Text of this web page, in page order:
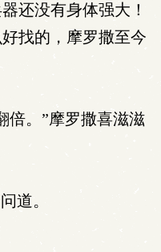
还没有身体强大！
找的，摩罗撒至今
倍。”摩罗撒喜滋滋
道。